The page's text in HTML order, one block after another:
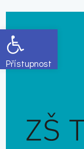
Open toolbar